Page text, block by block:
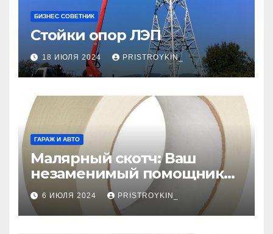
БИЗНЕС СОВЕТНИК
Стойки опор ЛЭП
18 ИЮЛЯ 2024 PRISTROYKIN_
ГАРАЖ И АВТО
Малярный скотч: Ваш
незаменимый помощник
при ремонтных работах
6 ИЮЛЯ 2024 PRISTROYKIN_